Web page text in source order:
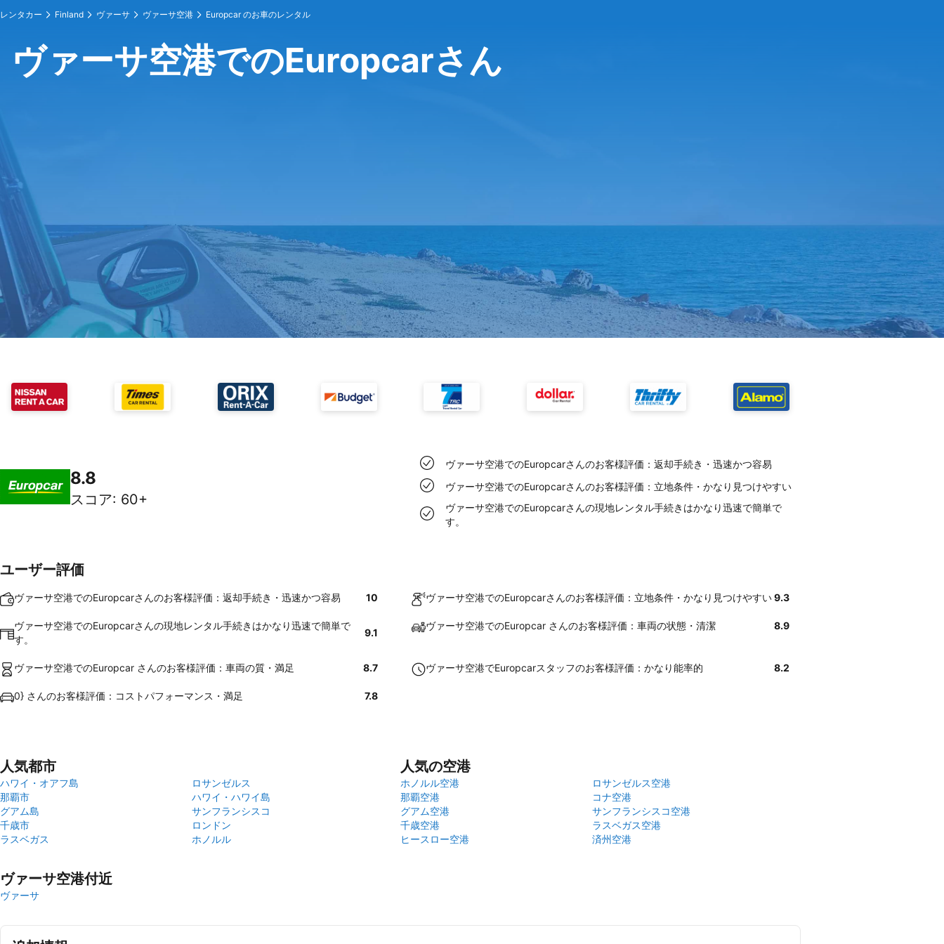
レンタカー Finland ヴァーサ ヴァーサ空港 Europcar のお車のレンタル
ヴァーサ空港でのEuropcarさん
8.8
スコア: 60+
ヴァーサ空港でのEuropcarさんのお客様評価：返却手続き・迅速かつ容易
ヴァーサ空港でのEuropcarさんのお客様評価：立地条件・かなり見つけやすい
ヴァーサ空港でのEuropcarさんの現地レンタル手続きはかなり迅速で簡単で
す。
ユーザー評価
ヴァーサ空港でのEuropcarさんのお客様評価：返却手続き・迅速かつ容易 10 ヴァーサ空港でのEuropcarさんのお客様評価：立地条件・かなり見つけやすい9.3
ヴァーサ空港でのEuropcarさんの現地レンタル手続きはかなり迅速で簡単で
す。
9.1
ヴァーサ空港でのEuropcar さんのお客様評価：車両の状態・清潔 8.9
ヴァーサ空港でのEuropcar さんのお客様評価：車両の質・満足 8.7 ヴァーサ空港でEuropcarスタッフのお客様評価：かなり能率的 8.2
0} さんのお客様評価：コストパフォーマンス・満足 7.8
人気都市
ハワイ・オアフ島
ロサンゼルス
那覇市
ハワイ・ハワイ島
グアム島
サンフランシスコ
千歳市
ロンドン
ラスベガス
ホノルル
人気の空港
ホノルル空港
ロサンゼルス空港
那覇空港
コナ空港
グアム空港
サンフランシスコ空港
千歳空港
ラスベガス空港
ヒースロー空港
済州空港
ヴァーサ空港付近
ヴァーサ